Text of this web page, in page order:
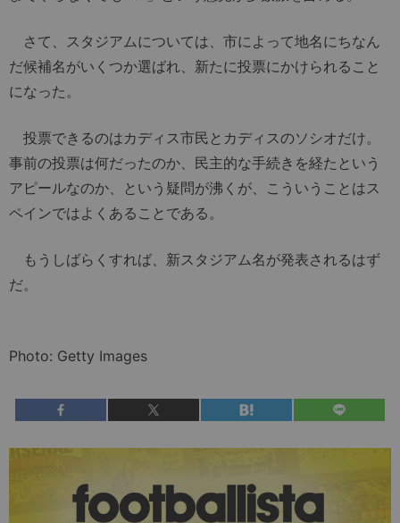
さて、スタジアムについては、市によって地名にちなん
だ候補名がいくつか選ばれ、新たに投票にかけられること
になった。
投票できるのはカディス市民とカディスのソシオだけ。
事前の投票は何だったのか、民主的な手続きを経たという
アピールなのか、という疑問が沸くが、こういうことはス
ペインではよくあることである。
もうしばらくすれば、新スタジアム名が発表されるはず
だ。
Photo: Getty Images